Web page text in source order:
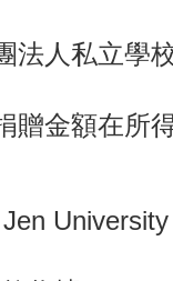
法人私立學
贈金額在所